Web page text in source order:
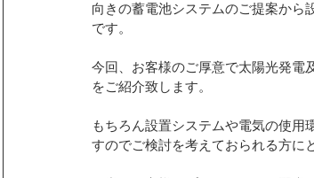
お客様の声 カーポート設置
ニチコンの蓄電池 ソーラーカーポート
シャープ蓄電池 三菱エコキュート 創蓄
向きの蓄電池システムのご提案から
です。
今回、お客様のご厚意で太陽光発電
をご紹介致します。
もちろん設置システムや電気の使用
すのでご検討を考えておられる方に